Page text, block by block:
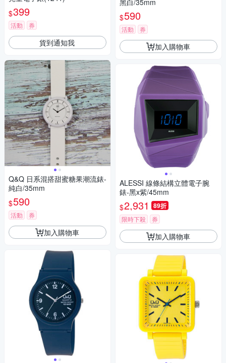
$399
活動 券
貨到通知我
Q&Q 日系混搭甜蜜糖果潮流錶-
純白/35mm
$590
活動 券
加入購物車
黑白/35mm
$590
活動 券
加入購物車
ALESSI 線條結構立體電子腕
錶-黑x紫/45mm
$2,931 89折
限時下殺 券
加入購物車